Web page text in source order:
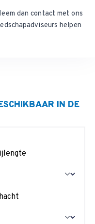
(schlichtfrees)
dancontact met ons
helpen
IN DE